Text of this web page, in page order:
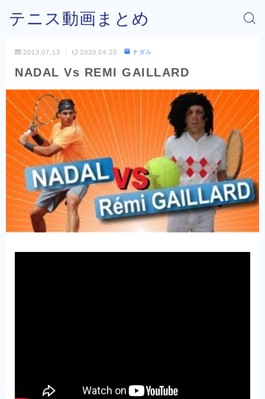
テニス動画まとめ
2013.07.13 2020.04.20 ナダル
NADAL Vs REMI GAILLARD